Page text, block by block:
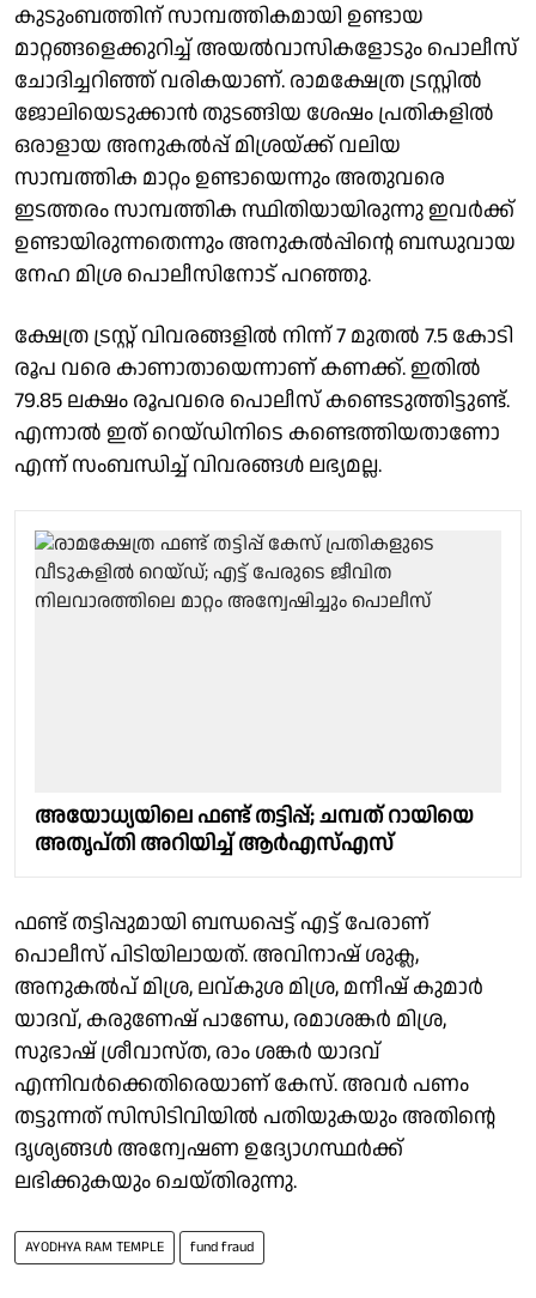
കുടുംബത്തിന് സാമ്പത്തികമായി ഉണ്ടായ
മാറ്റങ്ങളെക്കുറിച്ച് അയല്‍വാസികളോടും പൊലീസ്
ചോദിച്ചറിഞ്ഞ് വരികയാണ്. രാമക്ഷേത്ര ട്രസ്റ്റില്‍
ജോലിയെടുക്കാന്‍ തുടങ്ങിയ ശേഷം പ്രതികളില്‍
ഒരാളായ അനുകല്‍പ്പ് മിശ്രയ്ക്ക് വലിയ
സാമ്പത്തിക മാറ്റം ഉണ്ടായെന്നും അതുവരെ
ഇടത്തരം സാമ്പത്തിക സ്ഥിതിയായിരുന്നു ഇവര്‍ക്ക്
ഉണ്ടായിരുന്നതെന്നും അനുകല്‍പ്പിന്റെ ബന്ധുവായ
നേഹ മിശ്ര പൊലീസിനോട് പറഞ്ഞു.
ക്ഷേത്ര ട്രസ്റ്റ് വിവരങ്ങളില്‍ നിന്ന് 7 മുതല്‍ 7.5 കോടി
രൂപ വരെ കാണാതായെന്നാണ് കണക്ക്. ഇതില്‍
79.85 ലക്ഷം രൂപവരെ പൊലീസ് കണ്ടെടുത്തിട്ടുണ്ട്.
എന്നാല്‍ ഇത് റെയ്ഡിനിടെ കണ്ടെത്തിയതാണോ
എന്ന് സംബന്ധിച്ച് വിവരങ്ങള്‍ ലഭ്യമല്ല.
അയോധ്യയിലെ ഫണ്ട് തട്ടിപ്പ്; ചമ്പത് റായിയെ
അതൃപ്തി അറിയിച്ച് ആര്‍എസ്എസ്
ഫണ്ട് തട്ടിപ്പുമായി ബന്ധപ്പെട്ട് എട്ട് പേരാണ്
പൊലീസ് പിടിയിലായത്. അവിനാഷ് ശുക്ല,
അനുകല്‍പ് മിശ്ര, ലവ്കുശ മിശ്ര, മനീഷ് കുമാര്‍
യാദവ്, കരുണേഷ് പാണ്ഡേ, രമാശങ്കര്‍ മിശ്ര,
സുഭാഷ് ശ്രീവാസ്ത, രാം ശങ്കര്‍ യാദവ്
എന്നിവര്‍ക്കെതിരെയാണ് കേസ്. അവര്‍ പണം
തട്ടുന്നത് സിസിടിവിയില്‍ പതിയുകയും അതിന്റെ
ദൃശ്യങ്ങള്‍ അന്വേഷണ ഉദ്യോഗസ്ഥര്‍ക്ക്
ലഭിക്കുകയും ചെയ്തിരുന്നു.
AYODHYA RAM TEMPLE fund fraud